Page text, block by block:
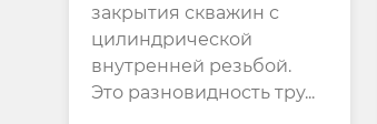
Потоками Npt
закрытия скважин с
цилиндрической
внутренней резьбой.
Это разновидность тру...